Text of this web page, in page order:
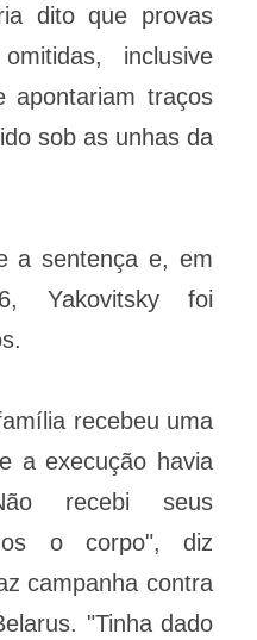
dito que provas
inclusive
apontariam traços
sob as unhas da
a sentença e, em
Yakovitsky foi
recebeu uma
a execução havia
recebi seus
o corpo", diz
campanha contra
"Tinha dado